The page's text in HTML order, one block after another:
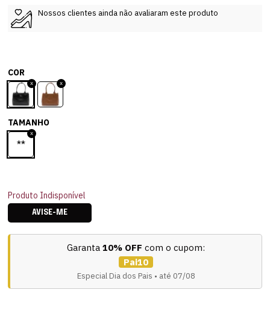
Nossos clientes ainda não avaliaram este produto
COR
TAMANHO
**
Produto Indisponível
AVISE-ME
Garanta 10% OFF com o cupom:
Pai10
Especial Dia dos Pais • até 07/08